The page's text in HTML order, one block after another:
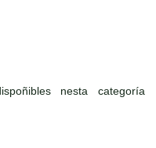
nesta categoría